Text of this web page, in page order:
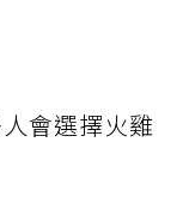
會選擇火雞